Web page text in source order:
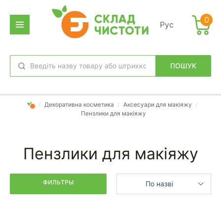
Рус
ПОШУК
обране вхід
0
/ Декоративна косметика / Аксесуари для макіяжу /
Пензлики для макіяжу
Пензлики для макіяжу
ФИЛЬТРЫ По назві